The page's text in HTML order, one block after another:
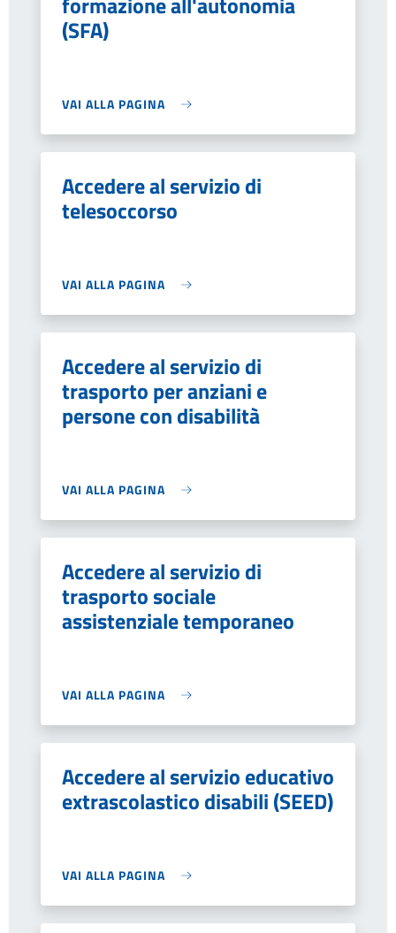
(SFA)
VAI ALLA PAGINA
Accedere al servizio di
telesoccorso
VAI ALLA PAGINA
Accedere al servizio di
trasporto per anziani e
persone con disabilità
VAI ALLA PAGINA
Accedere al servizio di
trasporto sociale
assistenziale temporaneo
VAI ALLA PAGINA
Accedere al servizio educativo
extrascolastico disabili (SEED)
VAI ALLA PAGINA